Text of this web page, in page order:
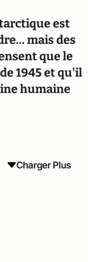
est
mais des
que le
1945 et qu'il
humaine
Charger Plus